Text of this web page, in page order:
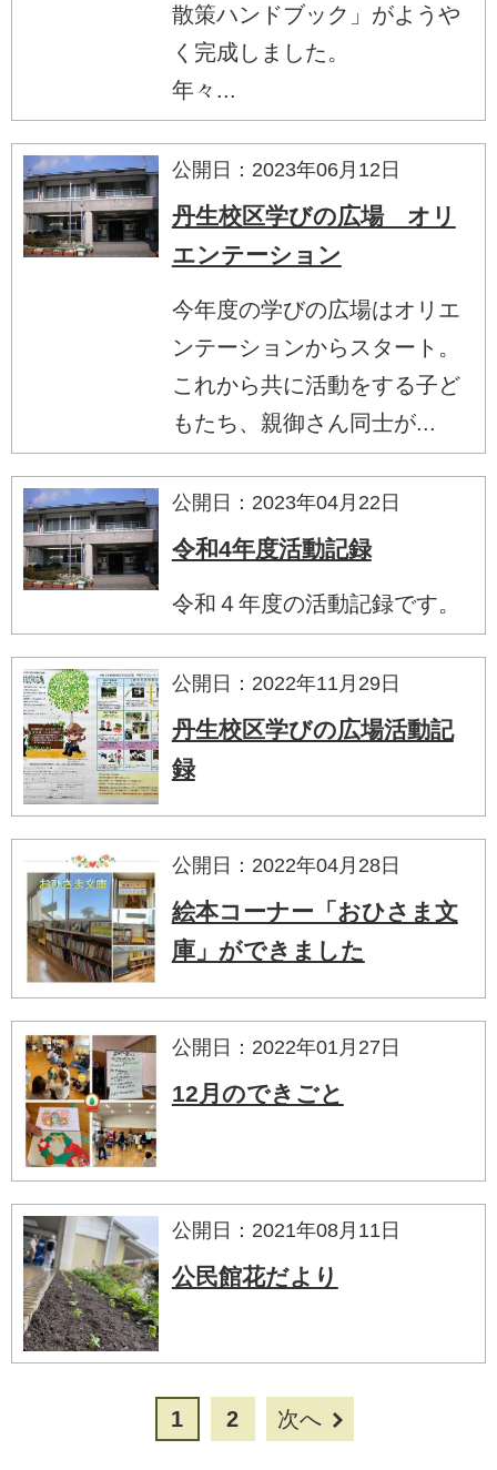
散策ハンドブック」がようや
く完成しました。
年々...
公開日：2023年06月12日
丹生校区学びの広場 オリ
エンテーション
今年度の学びの広場はオリエ
ンテーションからスタート。
これから共に活動をする子ど
もたち、親御さん同士が...
公開日：2023年04月22日
令和4年度活動記録
令和４年度の活動記録です。
公開日：2022年11月29日
丹生校区学びの広場活動記
録
公開日：2022年04月28日
絵本コーナー「おひさま文
庫」ができました
公開日：2022年01月27日
12月のできごと
公開日：2021年08月11日
公民館花だより
1 2 次へ